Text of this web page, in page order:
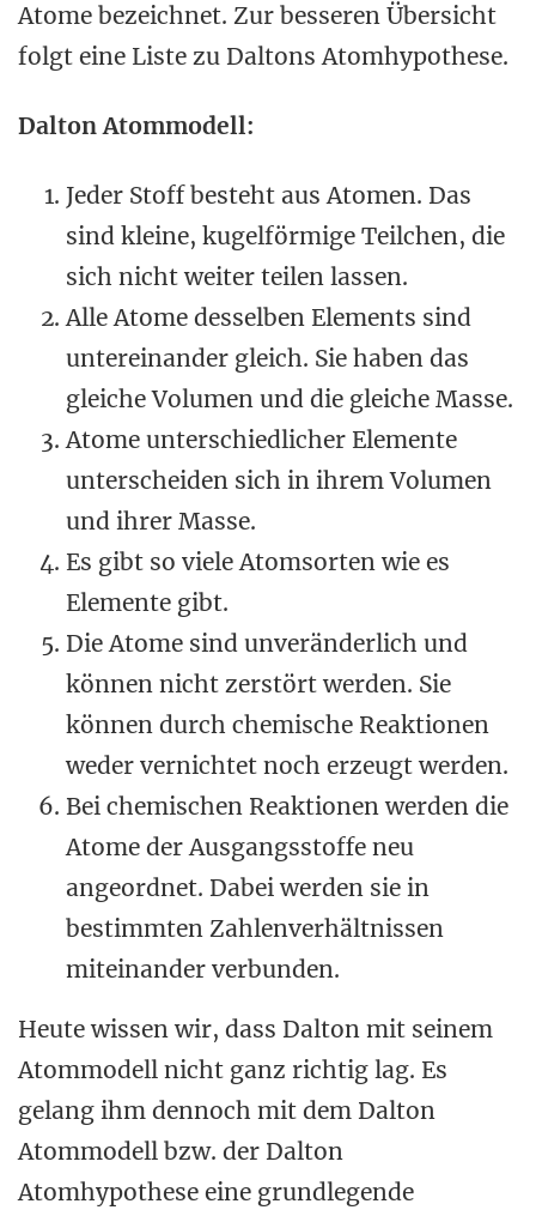
Atome bezeichnet. Zur besseren Übersicht
folgt eine Liste zu Daltons Atomhypothese.
Dalton Atommodell:
Jeder Stoff besteht aus Atomen. Das
sind kleine, kugelförmige Teilchen, die
sich nicht weiter teilen lassen.
Alle Atome desselben Elements sind
untereinander gleich. Sie haben das
gleiche Volumen und die gleiche Masse.
Atome unterschiedlicher Elemente
unterscheiden sich in ihrem Volumen
und ihrer Masse.
Es gibt so viele Atomsorten wie es
Elemente gibt.
Die Atome sind unveränderlich und
können nicht zerstört werden. Sie
können durch chemische Reaktionen
weder vernichtet noch erzeugt werden.
Bei chemischen Reaktionen werden die
Atome der Ausgangsstoffe neu
angeordnet. Dabei werden sie in
bestimmten Zahlenverhältnissen
miteinander verbunden.
Heute wissen wir, dass Dalton mit seinem
Atommodell nicht ganz richtig lag. Es
gelang ihm dennoch mit dem Dalton
Atommodell bzw. der Dalton
Atomhypothese eine grundlegende